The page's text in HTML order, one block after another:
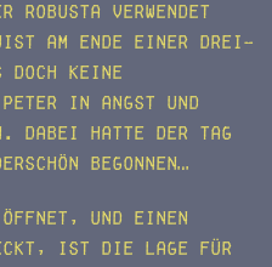
Robusta verwendet
am Ende einer Drei-
doch keine
in Angst und
Dabei hatte der Tag
begonnen…
und einen
ist die Lage für